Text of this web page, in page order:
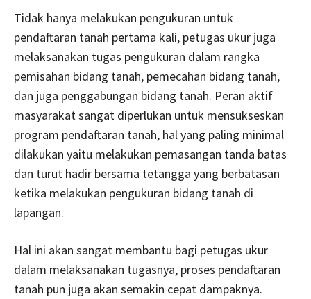
Tidak hanya melakukan pengukuran untuk
pendaftaran tanah pertama kali, petugas ukur juga
melaksanakan tugas pengukuran dalam rangka
pemisahan bidang tanah, pemecahan bidang tanah,
dan juga penggabungan bidang tanah. Peran aktif
masyarakat sangat diperlukan untuk mensukseskan
program pendaftaran tanah, hal yang paling minimal
dilakukan yaitu melakukan pemasangan tanda batas
dan turut hadir bersama tetangga yang berbatasan
ketika melakukan pengukuran bidang tanah di
lapangan.
Hal ini akan sangat membantu bagi petugas ukur
dalam melaksanakan tugasnya, proses pendaftaran
tanah pun juga akan semakin cepat dampaknya.